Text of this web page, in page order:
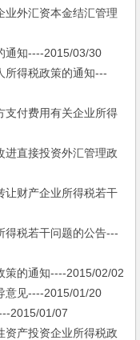
外汇资本金结汇管理
知----2015/03/30
得税政策的通知---
付费用有关企业所得
直接投资外汇管理政
财产企业所得税若干
税若干问题的公告---
的通知----2015/02/02
见----2015/01/20
2015/01/07
产投资企业所得税政